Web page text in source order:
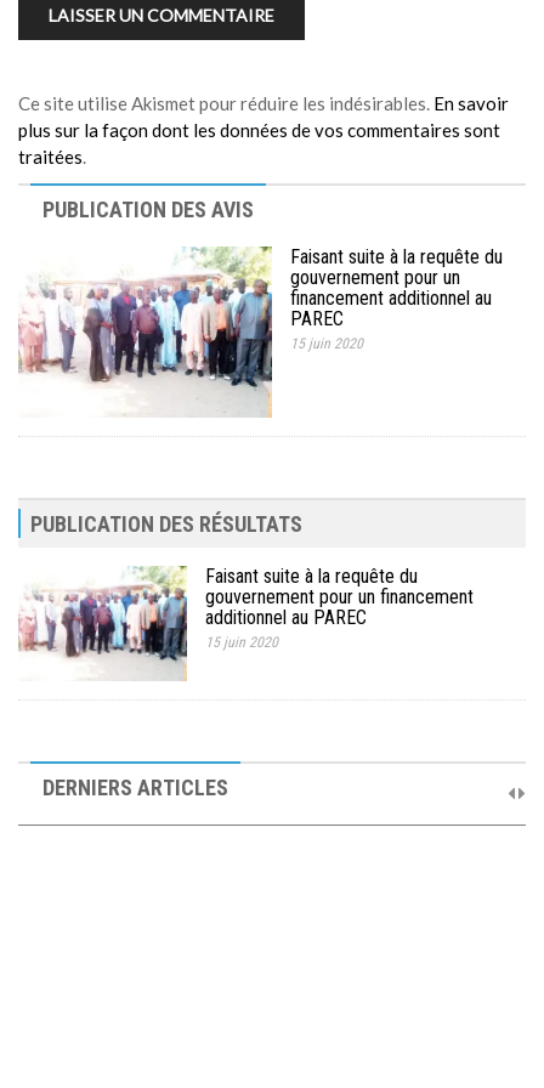
Ce site utilise Akismet pour réduire les indésirables. En savoir
plus sur la façon dont les données de vos commentaires sont
traitées.
PUBLICATION DES AVIS
Faisant suite à la requête du
gouvernement pour un
financement additionnel au
PAREC
15 juin 2020
PUBLICATION DES RÉSULTATS
Faisant suite à la requête du
gouvernement pour un financement
additionnel au PAREC
15 juin 2020
DERNIERS ARTICLES
Comité de Pilotage du PAREC
19 septembre 2025